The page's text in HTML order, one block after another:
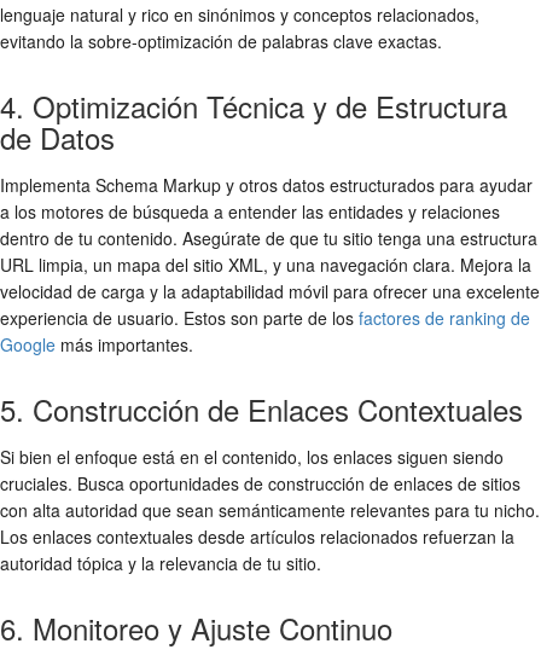
lenguaje natural y rico en sinónimos y conceptos relacionados,
evitando la sobre-optimización de palabras clave exactas.
4. Optimización Técnica y de Estructura
de Datos
Implementa Schema Markup y otros datos estructurados para ayudar
a los motores de búsqueda a entender las entidades y relaciones
dentro de tu contenido. Asegúrate de que tu sitio tenga una estructura
URL limpia, un mapa del sitio XML, y una navegación clara. Mejora la
velocidad de carga y la adaptabilidad móvil para ofrecer una excelente
experiencia de usuario. Estos son parte de los factores de ranking de
Google más importantes.
5. Construcción de Enlaces Contextuales
Si bien el enfoque está en el contenido, los enlaces siguen siendo
cruciales. Busca oportunidades de construcción de enlaces de sitios
con alta autoridad que sean semánticamente relevantes para tu nicho.
Los enlaces contextuales desde artículos relacionados refuerzan la
autoridad tópica y la relevancia de tu sitio.
6. Monitoreo y Ajuste Continuo